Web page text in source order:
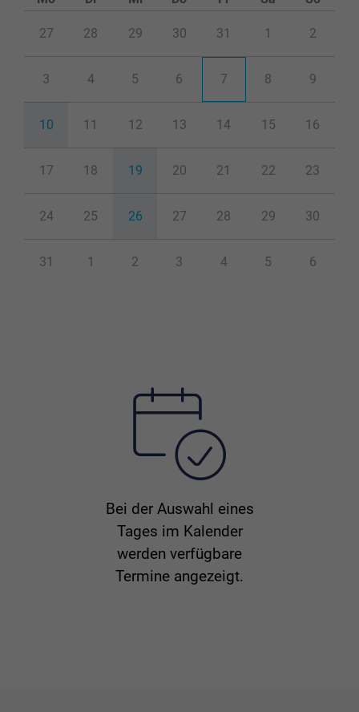
27 28 29 30 31 1 2
3 4 5 6 7 8 9
10 11 12 13 14 15 16
17 18 19 20 21 22 23
24 25 26 27 28 29 30
31 1 2 3 4 5 6
Bei der Auswahl eines
Tages im Kalender
werden verfügbare
Termine angezeigt.